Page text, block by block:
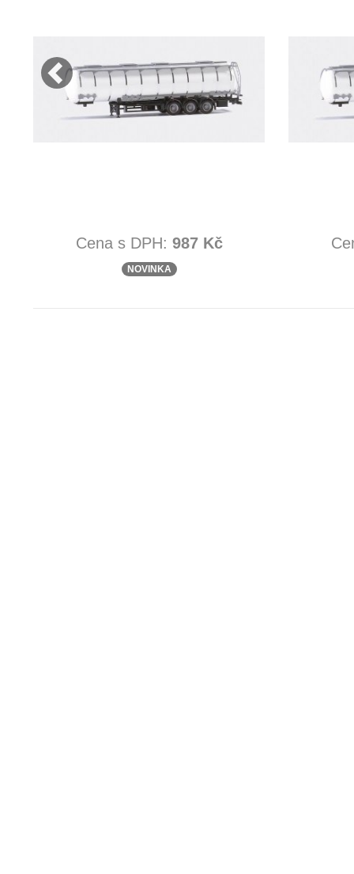
Cena s DPH: 987 Kč
NOVINKA